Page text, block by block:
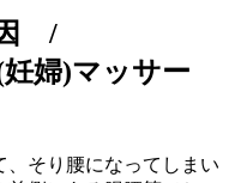
因 /
婦)マッサー
そり腰になってしまい